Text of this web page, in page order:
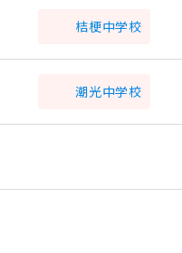
桔梗中学校
潮光中学校